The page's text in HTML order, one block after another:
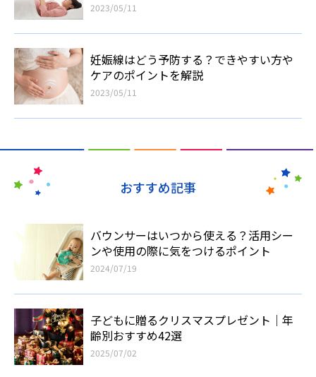
2023/05/11
妊娠線はどう予防する？できやすい方や
ケアのポイントを解説
2023/05/11
おすすめ記事
バウンサーはいつから使える？活用シー
ンや使用の際に気をつけるポイント
2024/07/19
子どもに贈るクリスマスプレゼント｜年
齢別おすすめ42選
2025/07/02